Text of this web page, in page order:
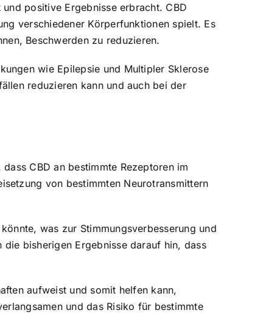
positive Ergebnisse erbracht. CBD
verschiedener Körperfunktionen spielt. Es
Beschwerden zu reduzieren.
wie Epilepsie und Multipler Sklerose
reduzieren kann und auch bei der
CBD an bestimmte Rezeptoren im
von bestimmten Neurotransmittern
was zur Stimmungsverbesserung und
bisherigen Ergebnisse darauf hin, dass
aufweist und somit helfen kann,
und das Risiko für bestimmte